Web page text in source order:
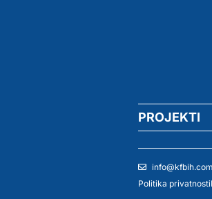
PROJEKTI
info@kfbih.com
Politika privatnosti